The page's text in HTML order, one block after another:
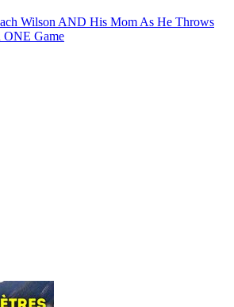
Wilson AND His Mom As He Throws
ONE Game